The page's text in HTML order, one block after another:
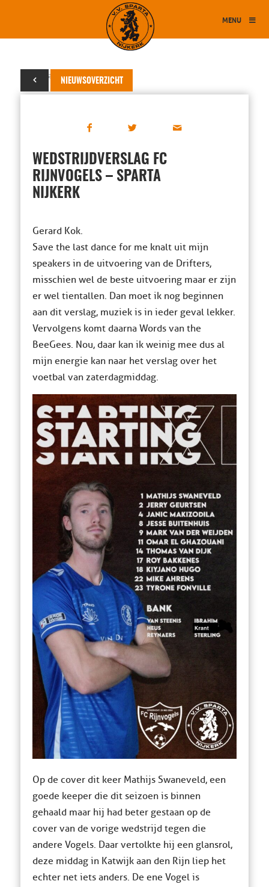
MENU
NIEUWSOVERZICHT
20 januari 2024
WEDSTRIJDVERSLAG FC
RIJNVOGELS – SPARTA
NIJKERK
Gerard Kok.
Save the last dance for me knalt uit mijn
speakers in de uitvoering van de Drifters,
misschien wel de beste uitvoering maar er zijn
er wel tientallen. Dan moet ik nog beginnen
aan dit verslag, muziek is in ieder geval lekker.
Vervolgens komt daarna Words van the
BeeGees. Nou, daar kan ik weinig mee dus al
mijn energie kan naar het verslag over het
voetbal van zaterdagmiddag.
Op de cover dit keer Mathijs Swaneveld, een
goede keeper die dit seizoen is binnen
gehaald maar hij had beter gestaan op de
cover van de vorige wedstrijd tegen die
andere Vogels. Daar vertolkte hij een glansrol,
deze middag in Katwijk aan den Rijn liep het
echter net iets anders. De ene Vogel is